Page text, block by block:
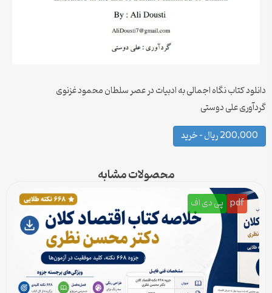
دانلود کتاب نگاه اجمالی به ادبیات در عصر سلطان محمود غزنوی
گردآوری علی دوستی
200,000 ریال – خرید
محصولات مشابه
pdf پی دی اف